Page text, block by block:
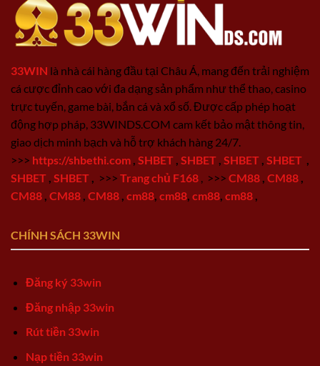
33WIN là nhà cái hàng đầu tại Châu Á, mang đến trải nghiệm
cá cược đỉnh cao với đa dạng sản phẩm như thể thao, casino
trực tuyến, game bài, bắn cá và xổ số. Được cấp phép hoạt
động hợp pháp, 33WINDS.COM cam kết bảo mật thông tin,
giao dịch minh bạch và hỗ trợ khách hàng 24/7.
>>> https://shbethi.com SHBET SHBET SHBET SHBET
SHBET SHBET >>> Trang chủ F168 >>> CM88 CM88
CM88 CM88 CM88 cm88 cm88 cm88 cm88
CHÍNH SÁCH 33WIN
Đăng ký 33win
Đăng nhập 33win
Rút tiền 33win
Nạp tiền 33win